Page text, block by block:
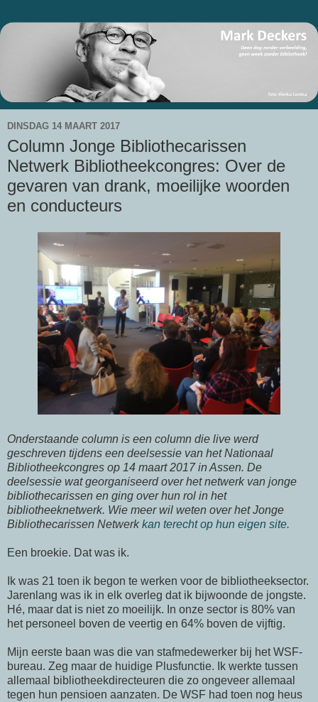
DINSDAG 14 MAART 2017
Column Jonge Bibliothecarissen
Netwerk Bibliotheekcongres: Over de
gevaren van drank, moeilijke woorden
en conducteurs
Onderstaande column is een column die live werd
geschreven tijdens een deelsessie van het Nationaal
Bibliotheekcongres op 14 maart 2017 in Assen. De
deelsessie wat georganiseerd over het netwerk van jonge
bibliothecarissen en ging over hun rol in het
bibliotheeknetwerk. Wie meer wil weten over het Jonge
Bibliothecarissen Netwerkkan terecht op hun eigen site.
Een broekie. Dat was ik.
Ik was 21 toen ik begon te werken voor de bibliotheeksector.
Jarenlang was ik in elk overleg dat ik bijwoonde de jongste.
Hé, maar dat is niet zo moeilijk. In onze sector is 80% van
het personeel boven de veertig en 64% boven de vijftig.
Mijn eerste baan was die van stafmedewerker bij het WSF-
bureau. Zeg maar de huidige Plusfunctie. Ik werkte tussen
allemaal bibliotheekdirecteuren die zo ongeveer allemaal
tegen hun pensioen aanzaten. De WSF had toen nog heus